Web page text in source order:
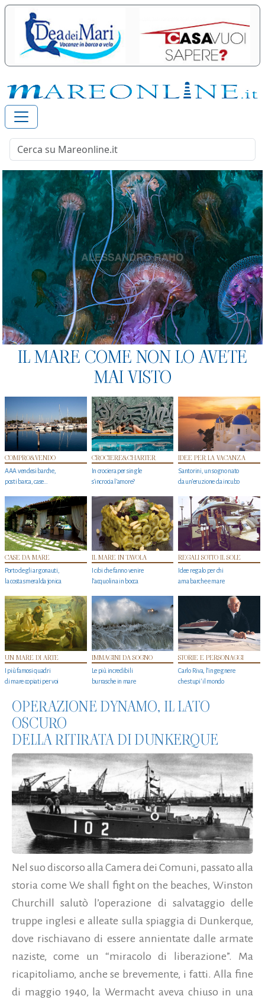
IL MARE COME NON LO AVETE
MAI VISTO
COMPRO&VENDO
AAA vendesi barche,
posti barca, case…
CROCIERE&CHARTER
In crociera per single
s'incrocia l’amore?
IDEE PER LA VACANZA
Santorini, un sogno nato
da un’eruzione da incubo
CASE DA MARE
Porto degli argonauti,
la costa smeralda jonica
IL MARE IN TAVOLA
I cibi che fanno venire
l’acquolina in bocca
REGALI SOTTO IL SOLE
Idee regalo per chi
ama barche e mare
UN MARE DI ARTE
I più famosi quadri
di mare copiati per voi
IMMAGINI DA SOGNO
Le più incredibili
burrasche in mare
STORIE E PERSONAGGI
Carlo Riva, l’ingegnere
che stupi' il mondo
OPERAZIONE DYNAMO, IL LATO
OSCURO
DELLA RITIRATA DI DUNKERQUE
Nel suo discorso alla Camera dei Comuni, passato alla
storia come We shall fight on the beaches, Winston
Churchill salutò l’operazione di salvataggio delle
truppe inglesi e alleate sulla spiaggia di Dunkerque,
dove rischiavano di essere annientate dalle armate
naziste, come un “miracolo di liberazione”. Ma
ricapitoliamo, anche se brevemente, i fatti. Alla fine
di maggio 1940, la Wermacht aveva chiuso in una